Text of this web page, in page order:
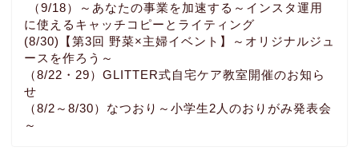
（9/18）～あなたの事業を加速する～インスタ運用
に使えるキャッチコピーとライティング
(8/30)【第3回 野菜×主婦イベント】～オリジナルジュ
ースを作ろう～
（8/22・29）GLITTER式自宅ケア教室開催のお知ら
せ
（8/2～8/30）なつおり～小学生2人のおりがみ発表会
～